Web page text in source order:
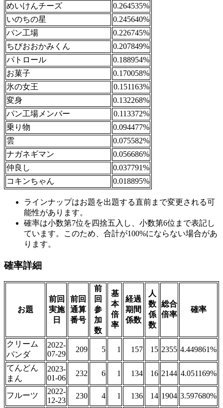
めいけんチーズ
0.264535%
いのちの星
0.245640%
パン工場
0.226745%
ちびおおかみくん
0.207849%
パトロール
0.188954%
お菓子
0.170058%
氷の女王
0.151163%
変身
0.132268%
パン工場メンバー
0.113372%
乗り物
0.094477%
雲
0.075582%
ナガネギマン
0.056686%
仲良し
0.037791%
コキンちゃん
0.018895%
ラインナップはお題を出題する直前まで変更される可
能性があります。
確率は小数第7位を四捨五入し、小数第6位まで表記し
ています。このため、合計が100%にならない場合があ
ります。
確率詳細
お題
前回
実施
日
前回
通算
番号
前
回
参
加
数
基
本
倍
率
経過
期間
係数
人
数
係
数
総合
倍率
確率
クリーム
パンダ
2022-
07-29
209 5 1 157 15 2355 4.449861%
てんどん
まん
2023-
01-06
232 6 1 134 16 2144 4.051169%
フルーツ
2022-
12-23
230 4 1 136 14 1904 3.597680%